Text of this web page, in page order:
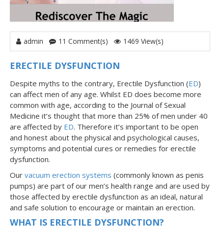
admin 11 Comment(s) 1469 View(s)
ERECTILE DYSFUNCTION
Despite myths to the contrary, Erectile Dysfunction (ED)
can affect men of any age. Whilst ED does become more
common with age, according to the Journal of Sexual
Medicine it’s thought that more than 25% of men under 40
are affected by ED. Therefore it’s important to be open
and honest about the physical and psychological causes,
symptoms and potential cures or remedies for erectile
dysfunction.
Our vacuum erection systems (commonly known as penis
pumps) are part of our men’s health range and are used by
those affected by erectile dysfunction as an ideal, natural
and safe solution to encourage or maintain an erection.
WHAT IS ERECTILE DYSFUNCTION?